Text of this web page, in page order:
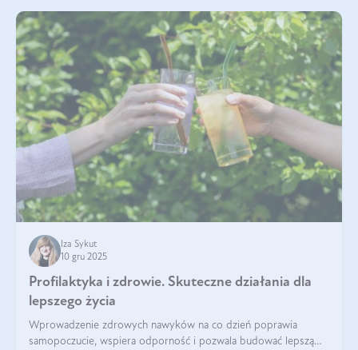
Iza Sykut
10 gru 2025
Profilaktyka i zdrowie. Skuteczne działania dla
lepszego życia
Wprowadzenie zdrowych nawyków na co dzień poprawia
samopoczucie, wspiera odporność i pozwala budować lepszą